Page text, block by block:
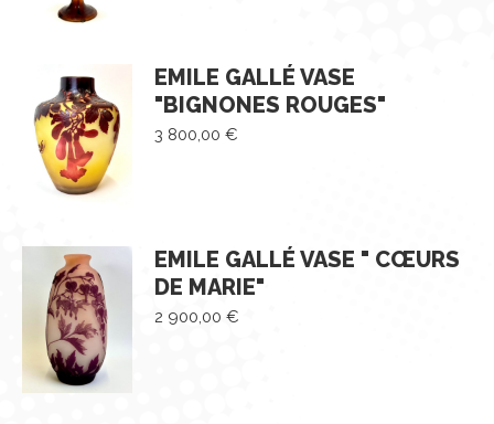
EMILE GALLÉ VASE
"BIGNONES ROUGES"
3 800,00 €
EMILE GALLÉ VASE " CŒURS
DE MARIE"
2 900,00 €